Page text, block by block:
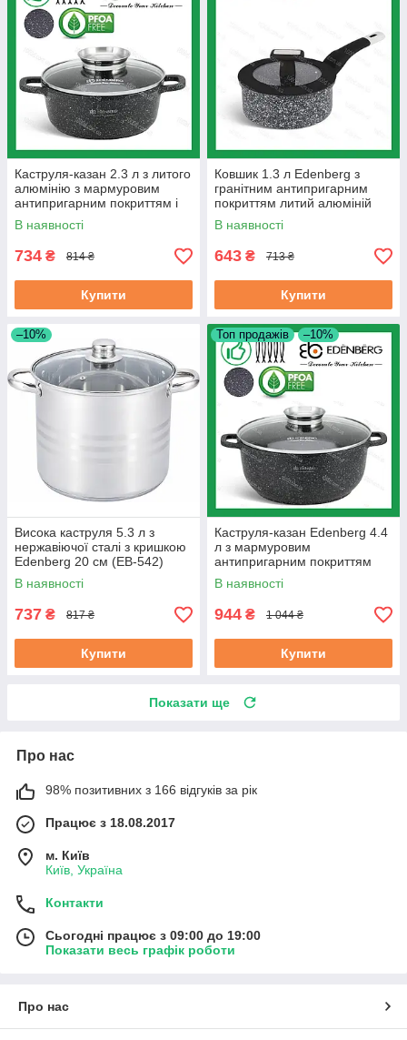
Каструля-казан 2.3 л з литого
алюмінію з мармуровим
антипригарним покриттям і
кришкою Edenberg 20 см
(EB-8116)
В наявності
734 ₴ 814 ₴
Купити
Ковшик 1.3 л Edenberg з
гранітним антипригарним
покриттям литий алюміній
(EB-3327)
В наявності
643 ₴ 713 ₴
Купити
–10%
Висока каструля 5.3 л з
нержавіючої сталі з кришкою
Edenberg 20 см (EB-542)
В наявності
737 ₴ 817 ₴
Купити
Топ продажів –10%
Каструля-казан Edenberg 4.4
л з мармуровим
антипригарним покриттям
литий алюміній 24 см (EB-
8118)
В наявності
944 ₴ 1 044 ₴
Купити
Показати ще
Про нас
98% позитивних з 166 відгуків за рік
Працює з 18.08.2017
м. Київ
Київ, Україна
Контакти
Сьогодні працює з 09:00 до 19:00
Показати весь графік роботи
Про нас